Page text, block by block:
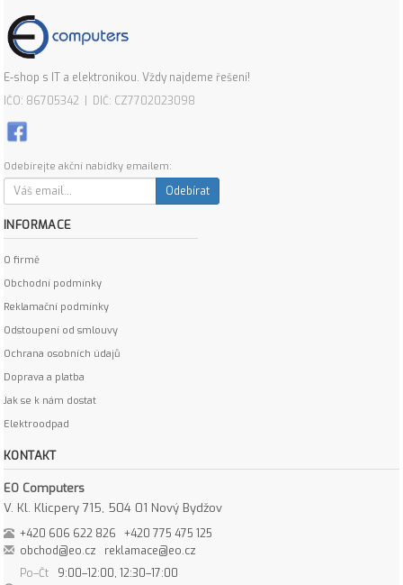
E-shop s IT a elektronikou. Vždy najdeme řešení!
IČO: 86705342 | DIČ: CZ7702023098
Odebírejte akční nabídky emailem:
Odebírat
INFORMACE
O firmě
Obchodní podmínky
Reklamační podmínky
Odstoupení od smlouvy
Ochrana osobních údajů
Doprava a platba
Jak se k nám dostat
Elektroodpad
KONTAKT
EO Computers
V. Kl. Klicpery 715, 504 01 Nový Bydžov
+420 606 622 826
+420 775 475 125
obchod@eo.cz
reklamace@eo.cz
Po–Čt
9:00–12:00, 12:30–17:00